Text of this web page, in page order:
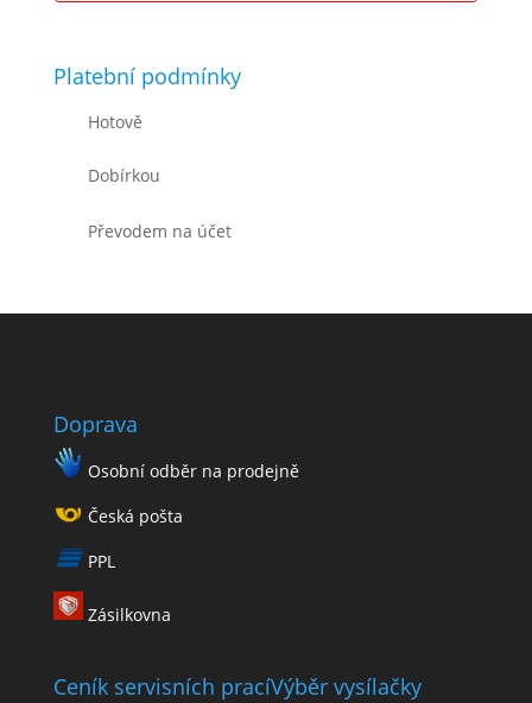
Platební podmínky
Hotově
Dobírkou
Převodem na účet
Doprava
Osobní odběr na prodejně
Česká pošta
PPL
Zásilkovna
Ceník servisních pracíVýběr vysílačky